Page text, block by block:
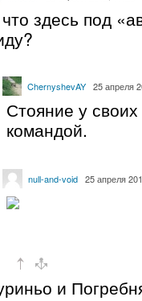
здесь под
ChernyshevAY 25 апреля
Стояние у
командой.
null-and-void 25 апреля
и